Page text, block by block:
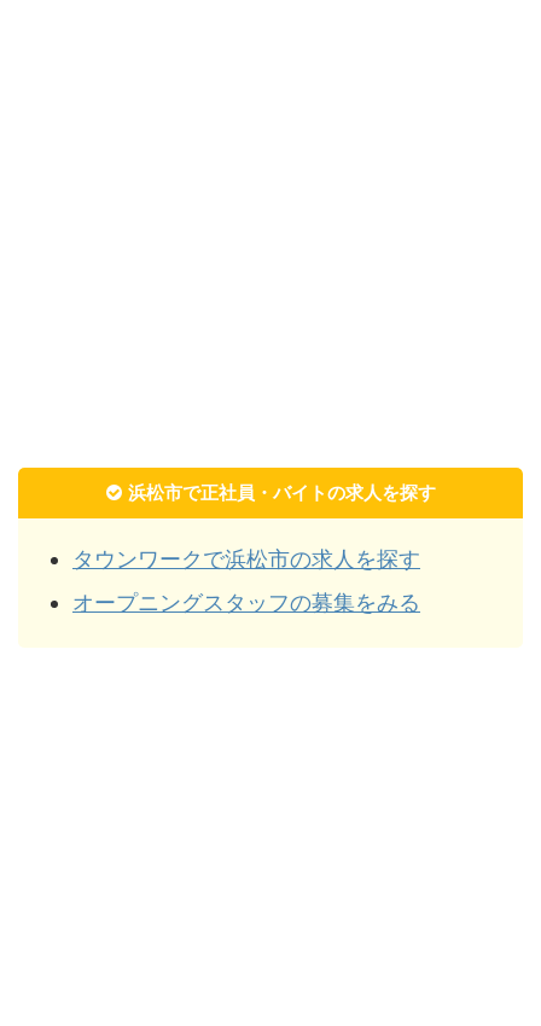
浜松市で正社員・バイトの求人を探す
タウンワークで浜松市の求人を探す
オープニングスタッフの募集をみる